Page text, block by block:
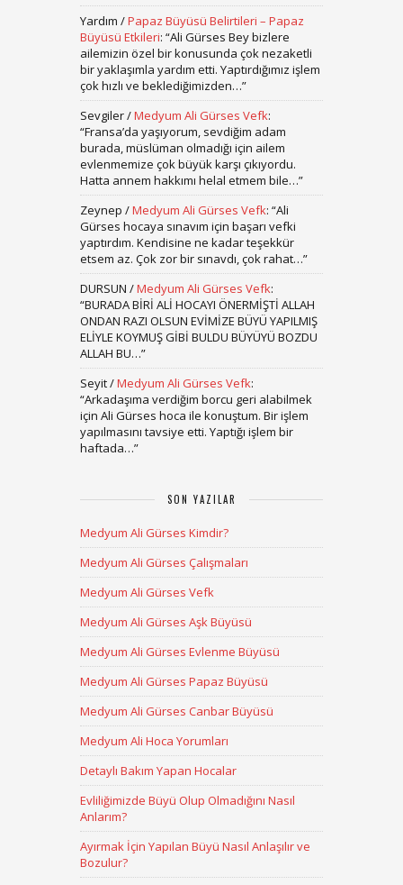
Yardım /Papaz Büyüsü Belirtileri – Papaz
Büyüsü Etkileri: “Ali Gürses Bey bizlere
ailemizin özel bir konusunda çok nezaketli
bir yaklaşımla yardım etti. Yaptırdığımız işlem
çok hızlı ve beklediğimizden…”
Sevgiler/Medyum Ali Gürses Vefk:
“Fransa’da yaşıyorum, sevdiğim adam
burada, müslüman olmadığı için ailem
evlenmemize çok büyük karşı çıkıyordu.
Hatta annem hakkımı helal etmem bile…”
Zeynep /Medyum Ali Gürses Vefk: “Ali
Gürses hocaya sınavım için başarı vefki
yaptırdım. Kendisine ne kadar teşekkür
etsem az. Çok zor bir sınavdı, çok rahat…”
DURSUN /Medyum Ali Gürses Vefk:
“BURADA BİRİ ALİ HOCAYI ÖNERMİŞTİ ALLAH
ONDAN RAZI OLSUN EVİMİZE BÜYÜ YAPILMIŞ
ELİYLE KOYMUŞ GİBİ BULDU BÜYÜYÜ BOZDU
ALLAH BU…”
Seyit/Medyum Ali Gürses Vefk:
“Arkadaşıma verdiğim borcu geri alabilmek
için Ali Gürses hoca ile konuştum. Bir işlem
yapılmasını tavsiye etti. Yaptığı işlem bir
haftada…”
SON YAZILAR
Medyum Ali Gürses Kimdir?
Medyum Ali Gürses Çalışmaları
Medyum Ali Gürses Vefk
Medyum Ali Gürses Aşk Büyüsü
Medyum Ali Gürses Evlenme Büyüsü
Medyum Ali Gürses Papaz Büyüsü
Medyum Ali Gürses Canbar Büyüsü
Medyum Ali Hoca Yorumları
Detaylı Bakım Yapan Hocalar
Evliliğimizde Büyü Olup Olmadığını Nasıl
Anlarım?
Ayırmak İçin Yapılan Büyü Nasıl Anlaşılır ve
Bozulur?